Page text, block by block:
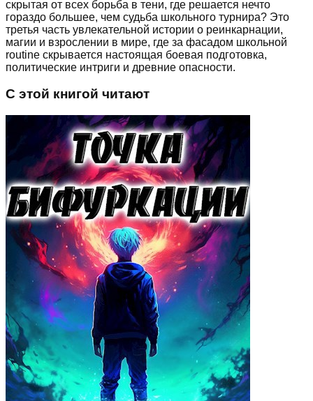
скрытая от всех борьба в тени, где решается нечто
гораздо большее, чем судьба школьного турнира? Это
третья часть увлекательной истории о реинкарнации,
магии и взрослении в мире, где за фасадом школьной
routine скрывается настоящая боевая подготовка,
политические интриги и древние опасности.
С этой книгой читают